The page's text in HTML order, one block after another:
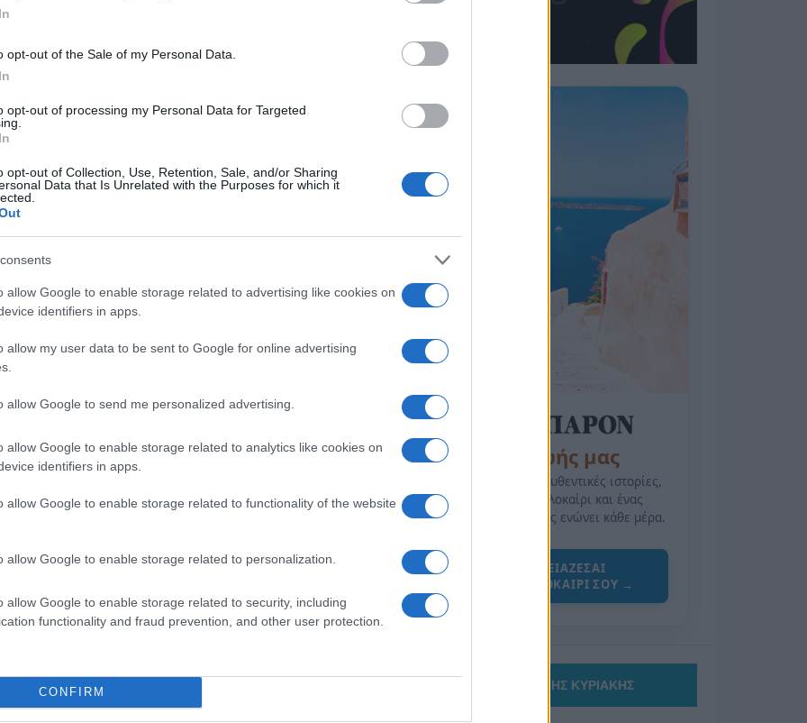
opt-out of the Sale of my Personal Data.
opt-out of processing my Personal Data for Targeted
opt-out of Collection, Use, Retention, Sale, and/or Sharing
Data that Is Unrelated with the Purposes for which it
allow Google to enable storage related to advertising like cookies on
identifiers in apps.
allow my user data to be sent to Google for online advertising
allow Google to send me personalized advertising.
allow Google to enable storage related to analytics like cookies on
identifiers in apps.
allow Google to enable storage related to functionality of the website
allow Google to enable storage related to personalization.
allow Google to enable storage related to security, including
functionality and fraud prevention, and other user protection.
CONFIRM
Η ΣΤΗΛΗ ΜΑΣ
της Ζωής μας
Οι άνθρωποι, οι αυθεντικές ιστορίες,
το ελληνικό καλοκαίρι και ένας
πολιτισμός που μας ενώνει κάθε μέρα.
ΟΣΑ ΧΡΕΙΑΖΕΣΑΙ
ΓΙΑ ΤΟ ΚΑΛΟΚΑΙΡΙ ΣΟΥ →
ΤΟ ΠΑΡΟΝ ΤΗΣ ΚΥΡΙΑΚΗΣ